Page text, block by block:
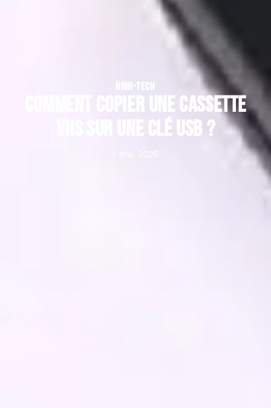
HIGH-TECH
Comment copier une cassette
VHS sur une clé USB ?